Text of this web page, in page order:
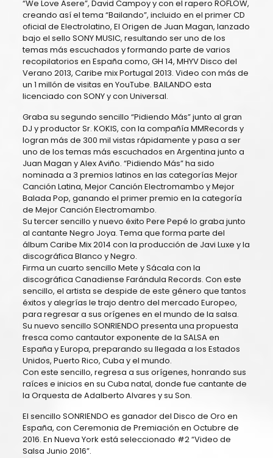
“We Love Asere”, David Campoy y con el rapero ROFLOW,
creando así el tema “Bailando”, incluido en el primer CD
oficial de Electrolatino, El Origen de Juan Magan, lanzado
bajo el sello SONY MUSIC, resultando ser uno de los
temas más escuchados y formando parte de varios
recopilatorios en España como, GH 14, MHYV Disco del
Verano 2013, Caribe mix Portugal 2013. Video con más de
un 1 millón de visitas en YouTube. BAILANDO esta
licenciado con SONY y con Universal.
Graba su segundo sencillo “Pidiendo Más” junto al gran
DJ y productor Sr. KOKIS, con la compañía MMRecords y
logran más de 300 mil vistas rápidamente y pasa a ser
uno de los temas más escuchados en Argentina junto a
Juan Magan y Alex Aviño. “Pidiendo Más” ha sido
nominada a 3 premios latinos en las categorías Mejor
Canción Latina, Mejor Canción Electromambo y Mejor
Balada Pop, ganando el primer premio en la categoría
de Mejor Canción Electromambo.
Su tercer sencillo y nuevo éxito Pere Pepé lo graba junto
al cantante Negro Joya. Tema que forma parte del
álbum Caribe Mix 2014 con la producción de Javi Luxe y la
discográfica Blanco y Negro.
Firma un cuarto sencillo Mete y Sácala con la
discográfica Canadiense Farándula Records. Con este
sencillo, el artista se despide de este género que tantos
éxitos y alegrías le trajo dentro del mercado Europeo,
para regresar a sus orígenes en el mundo de la salsa.
Su nuevo sencillo SONRIENDO presenta una propuesta
fresca como cantautor exponente de la SALSA en
España y Europa, preparando su llegada a los Estados
Unidos, Puerto Rico, Cuba y el mundo.
Con este sencillo, regresa a sus orígenes, honrando sus
raíces e inicios en su Cuba natal, donde fue cantante de
la Orquesta de Adalberto Alvares y su Son.
El sencillo SONRIENDO es ganador del Disco de Oro en
España, con Ceremonia de Premiación en Octubre de
2016. En Nueva York está seleccionado #2 “Video de
Salsa Junio 2016”.